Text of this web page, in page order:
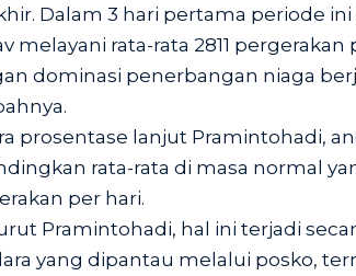
Dalam 3 hari pertama periode ini
melayani rata-rata 2811
dominasi penerbangan niaga
prosentase lanjut Pramintohadi,
rata-rata di masa normal
per hari.
Pramintohadi, hal ini terjadi
yang dipantau melalui posko,